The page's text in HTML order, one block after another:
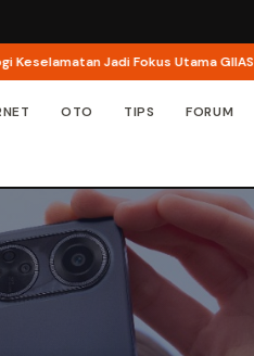
Jadi Fokus Utama GIIAS 2026
OTO TIPS FORUM